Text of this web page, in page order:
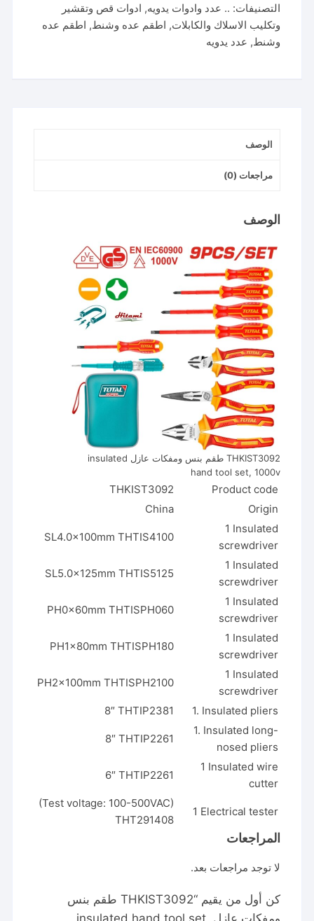
بنس
ومفكات
عازل
التصنيفات: .. عدد وادوات يدويه, ادوات قص وتقشير
وتكليب الاسلاك والكابلات, اطقم عده وشنط, اطقم عده
وشنط, عدد يدويه
الوصف
مراجعات (0)
الوصف
THKIST3092 طقم بنس ومفكات عازل insulated
hand tool set, 1000v
Product code
THKIST3092
Origin
China
1 Insulated
screwdriver
SL4.0x100mm THTIS4100
1 Insulated
screwdriver
SL5.0x125mm THTIS5125
1 Insulated
screwdriver
PH0x60mm THTISPH060
1 Insulated
screwdriver
PH1x80mm THTISPH180
1 Insulated
screwdriver
PH2x100mm THTISPH2100
1. Insulated pliers
8″ THTIP2381
1. Insulated long-
nosed pliers
8″ THTIP2261
1 Insulated wire
cutter
6″ THTIP2261
1 Electrical tester
(Test voltage: 100-500VAC)
THT291408
المراجعات
لا توجد مراجعات بعد.
كن أول من يقيم “THKIST3092 طقم بنس
ومفكات عازل insulated hand tool set,